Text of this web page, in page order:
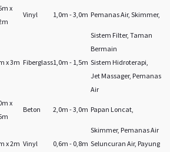
x
Vinyl 1,0m - 3,0m Pemanas Air, Skimmer,
Sistem Filter, Taman
Bermain
x 3m Fiberglass1,0m - 1,5m Sistem Hidroterapi,
Jet Massager, Pemanas
Air
x
Beton 2,0m - 3,0m Papan Loncat,
Skimmer, Pemanas Air
x 2m Vinyl 0,6m - 0,8m Seluncuran Air, Payung